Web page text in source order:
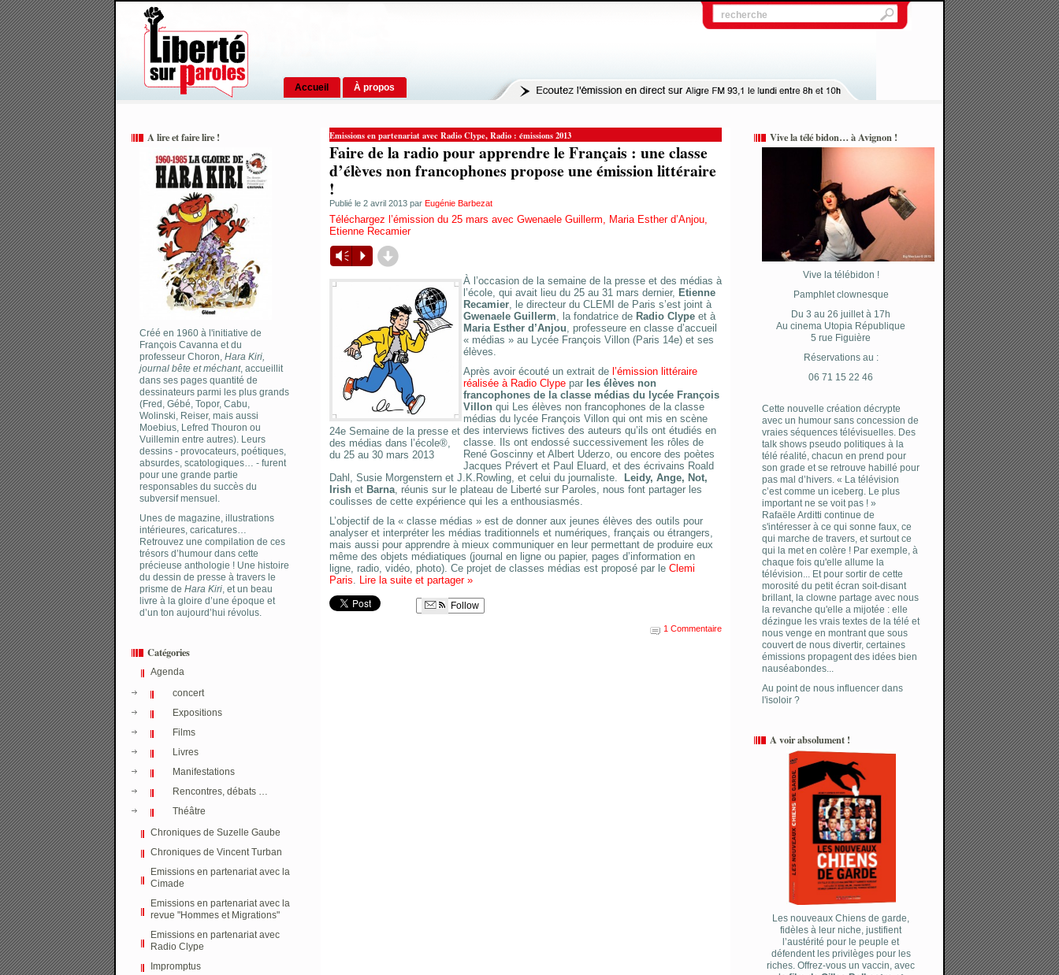
Accueil À propos
A lire et faire lire !
Créé en 1960 à l'initiative de
François Cavanna et du
professeur Choron, Hara Kiri,
journal bête et méchant, accueillit
dans ses pages quantité de
dessinateurs parmi les plus grands
(Fred, Gébé, Topor, Cabu,
Wolinski, Reiser, mais aussi
Moebius, Lefred Thouron ou
Vuillemin entre autres). Leurs
dessins - provocateurs, poétiques,
absurdes, scatologiques… - furent
pour une grande partie
responsables du succès du
subversif mensuel.
Unes de magazine, illustrations
intérieures, caricatures…
Retrouvez une compilation de ces
trésors d’humour dans cette
précieuse anthologie ! Une histoire
du dessin de presse à travers le
prisme de Hara Kiri, et un beau
livre à la gloire d’une époque et
d’un ton aujourd’hui révolus.
Catégories
Agenda
concert
Expositions
Films
Livres
Manifestations
Rencontres, débats …
Théâtre
Chroniques de Suzelle Gaube
Chroniques de Vincent Turban
Emissions en partenariat avec la
Cimade
Emissions en partenariat avec la
revue "Hommes et Migrations"
Emissions en partenariat avec
Radio Clype
Impromptus
Vive la télé bidon… à Avignon !
Vive la télébidon !
Pamphlet clownesque
Du 3 au 26 juillet à 17h
Au cinema Utopia République
5 rue Figuière
Réservations au :
06 71 15 22 46
Cette nouvelle création décrypte
avec un humour sans concession de
vraies séquences télévisuelles. Des
talk shows pseudo politiques à la
télé réalité, chacun en prend pour
son grade et se retrouve habillé pour
pas mal d’hivers. « La télévision
c’est comme un iceberg. Le plus
important ne se voit pas ! »
Rafaële Arditti continue de
s'intéresser à ce qui sonne faux, ce
qui marche de travers, et surtout ce
qui la met en colère ! Par exemple, à
chaque fois qu'elle allume la
télévision... Et pour sortir de cette
morosité du petit écran soit-disant
brillant, la clowne partage avec nous
la revanche qu'elle a mijotée : elle
dézingue les vrais textes de la télé et
nous venge en montrant que sous
couvert de nous divertir, certaines
émissions propagent des idées bien
nauséabondes...
Au point de nous influencer dans
l'isoloir ?
A voir absolument !
Les nouveaux Chiens de garde,
fidèles à leur niche, justifient
l’austérité pour le peuple et
défendent les privilèges pour les
riches. Offrez-vous un vaccin, avec
Emissions en partenariat avec Radio Clype,Radio : émissions 2013
Faire de la radio pour apprendre le Français : une classe
d’élèves non francophones propose une émission littéraire
!
Publié le 2 avril 2013 par Eugénie Barbezat
Téléchargez l’émission du 25 mars avec Gwenaele Guillerm, Maria Esther d’Anjou,
Etienne Recamier
Vm P d
24e Semaine de la presse et
des médias dans l’école®,
du 25 au 30 mars 2013
À l’occasion de la semaine de la presse et des médias à
l’école, qui avait lieu du 25 au 31 mars dernier, Etienne
Recamier, le directeur du CLEMI de Paris s’est joint à
Gwenaele Guillerm, la fondatrice de Radio Clype et à
Maria Esther d’Anjou, professeure en classe d’accueil
« médias » au Lycée François Villon (Paris 14e) et ses
élèves.
Après avoir écouté un extrait de l’émission littéraire
réalisée à Radio Clype par les élèves non
francophones de la classe médias du lycée François
Villon qui Les élèves non francophones de la classe
médias du lycée François Villon qui ont mis en scène
des interviews fictives des auteurs qu’ils ont étudiés en
classe. Ils ont endossé successivement les rôles de
René Goscinny et Albert Uderzo, ou encore des poètes
Jacques Prévert et Paul Eluard, et des écrivains Roald
Dahl, Susie Morgenstern et J.K.Rowling, et celui du journaliste.
Leidy, Ange, Not,
Irish et Barna, réunis sur le plateau de Liberté sur Paroles, nous font partager les
coulisses de cette expérience qui les a enthousiasmés.
L’objectif de la « classe médias » est de donner aux jeunes élèves des outils pour
analyser et interpréter les médias traditionnels et numériques, français ou étrangers,
mais aussi pour apprendre à mieux communiquer en leur permettant de produire eux
même des objets médiatiques (journal en ligne ou papier, pages d’information en
ligne, radio, vidéo, photo). Ce projet de classes médias est proposé par le Clemi
Paris. Lire la suite et partager »
Follow
1 Commentaire